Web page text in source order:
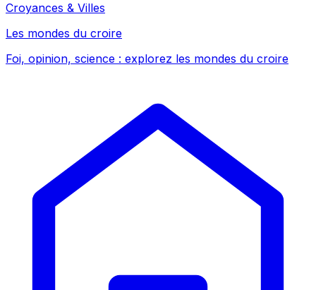
Croyances & Villes
Les mondes du croire
Foi, opinion, science : explorez les mondes du croire